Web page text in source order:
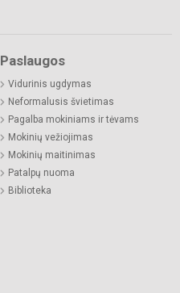
Paslaugos
Vidurinis ugdymas
Neformalusis švietimas
Pagalba mokiniams ir tėvams
Mokinių vežiojimas
Mokinių maitinimas
Patalpų nuoma
Biblioteka